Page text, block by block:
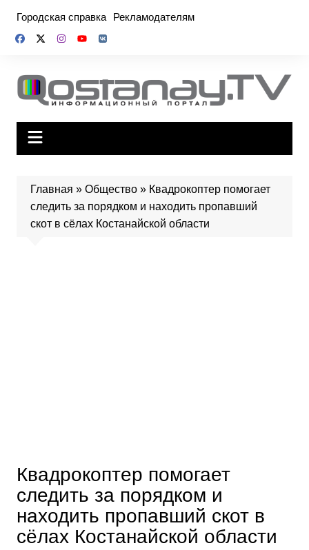
содержимому
Городская справка Рекламодателям
Главная » Общество» Квадрокоптер помогает
следить за порядком и находить пропавший
скот в сёлах Костанайской области
Квадрокоптер помогает
следить за порядком и
находить пропавший скот в
сёлах Костанайской области